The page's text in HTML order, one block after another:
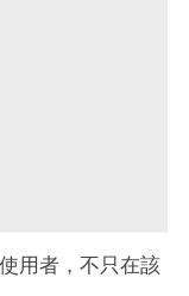
用者，不只在該